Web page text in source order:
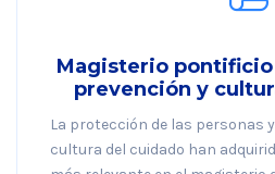
Magisterio
prevención y
La protección de las personas
cultura del cuidado han